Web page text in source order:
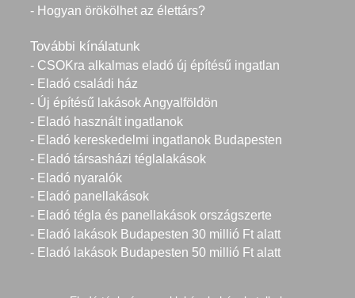
- Hogyan örökölhet az élettárs?
További kínálatunk
- CSOKra alkalmas eladó új építésű ingatlan
- Eladó családi ház
- Új építésű lakások Angyalföldön
- Eladó használt ingatlanok
- Eladó kereskedelmi ingatlanok Budapesten
- Eladó társasházi téglalakások
- Eladó nyaralók
- Eladó panellakások
- Eladó tégla és panellakások országszerte
- Eladó lakások Budapesten 30 millió Ft alatt
- Eladó lakások Budapesten 50 millió Ft alatt